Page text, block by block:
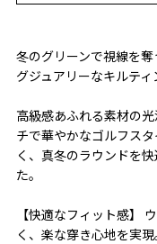
冬のグリーンで視線を
グジュアリーなキルティ
高級感あふれる素材の
チで華やかなゴルフス
く、真冬のラウンドを
た。
【快適なフィット感】
く、楽な穿き心地を実現